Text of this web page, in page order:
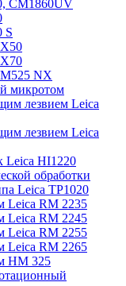
CM1860UV
S
NX
микротом
лезвием Leica
лезвием Leica
Leica HI1220
обработки
Leica TP1020
Leica RM 2235
Leica RM 2245
Leica RM 2255
Leica RM 2265
HM 325